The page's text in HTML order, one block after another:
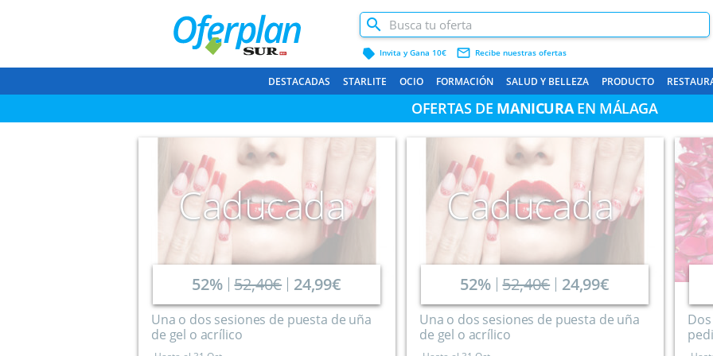
label Invita y Gana 10€ mail_outline Recibe nuestras ofertas
DESTACADAS STARLITE OCIO FORMACIÓN SALUD Y BELLEZA PRODUCTO
OFERTAS DE MANICURAEN MÁLAGA
Caducada
52% 52,40€ 24,99€
Una o dos sesiones de puesta de uña
de gel o acrílico
Caducada
52% 52,40€ 24,99€
Una o dos sesiones de puesta de uña
de gel o acrílico